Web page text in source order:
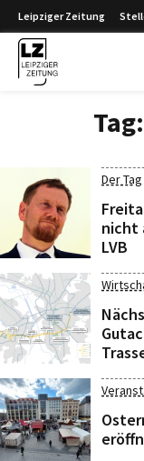
Leipziger Zeitung
Tag:
Der Tag
nicht
LVB